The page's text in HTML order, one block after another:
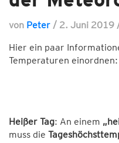
von Peter / 2. Juni 2019
Hier ein paar
Temperaturen einordnen:
Heißer Tag: An einem
muss die